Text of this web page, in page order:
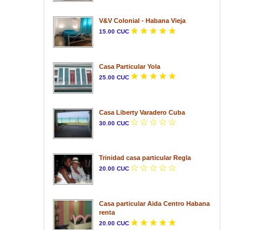
V&V Colonial - Habana Vieja
15.00 CUC
Casa Particular Yola
25.00 CUC
Casa Liberty Varadero Cuba
30.00 CUC
Trinidad casa particular Regla
20.00 CUC
Casa particular Aida Centro Habana
renta
20.00 CUC